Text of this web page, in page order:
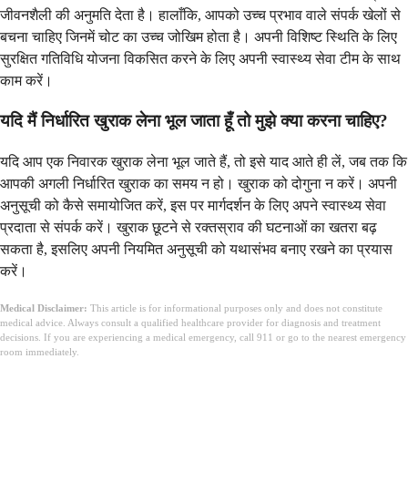
जीवनशैली की अनुमति देता है। हालाँकि, आपको उच्च प्रभाव वाले संपर्क खेलों से
बचना चाहिए जिनमें चोट का उच्च जोखिम होता है। अपनी विशिष्ट स्थिति के लिए
सुरक्षित गतिविधि योजना विकसित करने के लिए अपनी स्वास्थ्य सेवा टीम के साथ
काम करें।
यदि मैं निर्धारित खुराक लेना भूल जाता हूँ तो मुझे क्या करना चाहिए?
यदि आप एक निवारक खुराक लेना भूल जाते हैं, तो इसे याद आते ही लें, जब तक कि
आपकी अगली निर्धारित खुराक का समय न हो। खुराक को दोगुना न करें। अपनी
अनुसूची को कैसे समायोजित करें, इस पर मार्गदर्शन के लिए अपने स्वास्थ्य सेवा
प्रदाता से संपर्क करें। खुराक छूटने से रक्तस्राव की घटनाओं का खतरा बढ़
सकता है, इसलिए अपनी नियमित अनुसूची को यथासंभव बनाए रखने का प्रयास
करें।
Medical Disclaimer: This article is for informational purposes only and does not constitute
medical advice. Always consult a qualified healthcare provider for diagnosis and treatment
decisions. If you are experiencing a medical emergency, call 911 or go to the nearest emergency
room immediately.